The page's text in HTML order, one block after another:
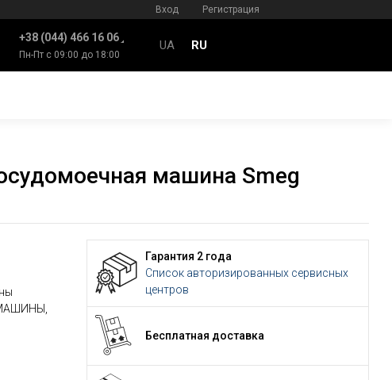
Вход Регистрация
+38 (044) 466 16 06
Пн-Пт с 09:00 до 18:00
UA RU
машина Smeg
Гарантия 2 года
Список авторизированных сервисных
центров
Бесплатная доставка